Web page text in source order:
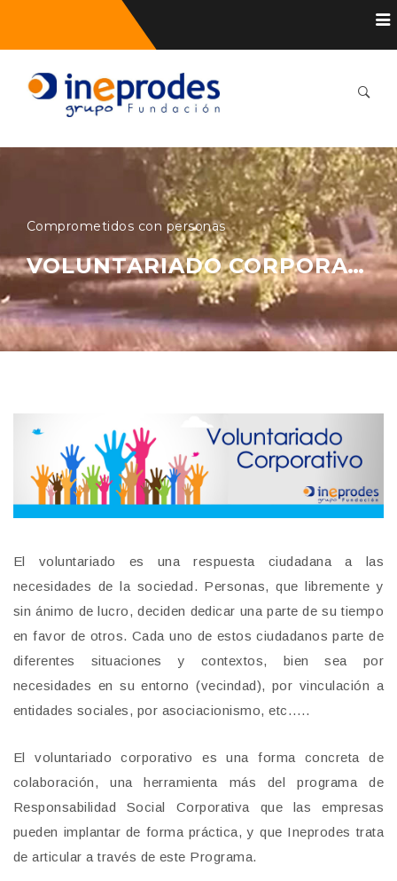
Comprometidos con personas
VOLUNTARIADO CORPORATIVO
El voluntariado es una respuesta ciudadana a las
necesidades de la sociedad. Personas, que libremente y
sin ánimo de lucro, deciden dedicar una parte de su tiempo
en favor de otros. Cada uno de estos ciudadanos parte de
diferentes situaciones y contextos, bien sea por
necesidades en su entorno (vecindad), por vinculación a
entidades sociales, por asociacionismo, etc…..
El voluntariado corporativo es una forma concreta de
colaboración, una herramienta más del programa de
Responsabilidad Social Corporativa que las empresas
pueden implantar de forma práctica, y que Ineprodes trata
de articular a través de este Programa.